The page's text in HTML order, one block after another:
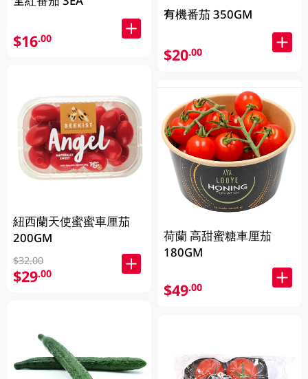
$16.00
紐西蘭天使蜜蜜車厘茄
200GM
$32.00
$29.00
有機番茄 350GM
$20.00
荷蘭 高甜蜜糖車厘茄
180GM
$49.00